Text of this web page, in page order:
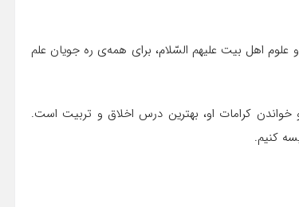
اهل بیت علیهم السّلام، برای همه‌ی ره جویان علم
کرامات او، بهترین درس اخلاق و تربیت است.
کنیم.